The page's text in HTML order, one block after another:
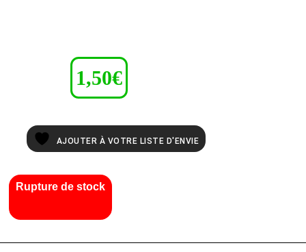
1,50€
AJOUTER À VOTRE LISTE D'ENVIE
Rupture de stock